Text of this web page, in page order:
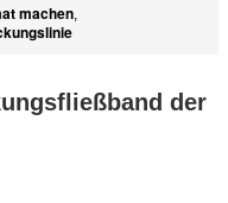
machen,
der